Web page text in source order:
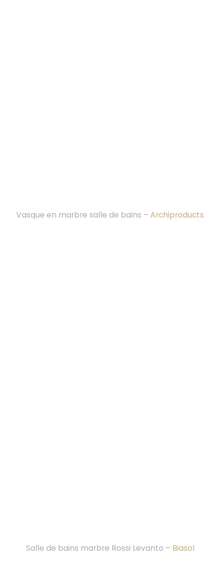
Vasque en marbre salle de bains – Archiproducts
Salle de bains marbre Rossi Levanto – Biasol